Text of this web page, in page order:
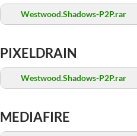
Westwood.Shadows-P2P.rar
PIXELDRAIN
Westwood.Shadows-P2P.rar
MEDIAFIRE